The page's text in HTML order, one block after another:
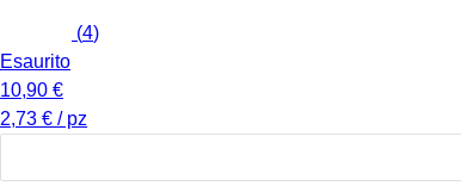
(4)
Esaurito
10,90 €
2,73 € / pz